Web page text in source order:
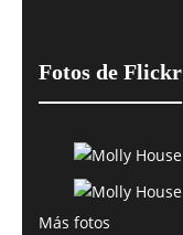
Fotos de Flickr
Más fotos